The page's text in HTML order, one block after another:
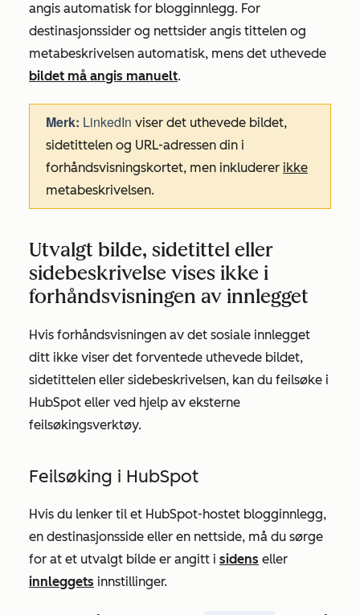
angis automatisk for blogginnlegg. For
destinasjonssider og nettsider angis tittelen og
metabeskrivelsen automatisk, mens det uthevede
bildet må angis manuelt.
Merk: LinkedIn viser det uthevede bildet,
sidetittelen og URL-adressen din i
forhåndsvisningskortet, men inkluderer ikke
metabeskrivelsen.
Utvalgt bilde, sidetittel eller
sidebeskrivelse vises ikke i
forhåndsvisningen av innlegget
Hvis forhåndsvisningen av det sosiale innlegget
ditt ikke viser det forventede uthevede bildet,
sidetittelen eller sidebeskrivelsen, kan du feilsøke i
HubSpot eller ved hjelp av eksterne
feilsøkingsverktøy.
Feilsøking i HubSpot
Hvis du lenker til et HubSpot-hostet blogginnlegg,
en destinasjonsside eller en nettside, må du sørge
for at et utvalgt bilde er angitt i sidens eller
innleggets innstillinger.